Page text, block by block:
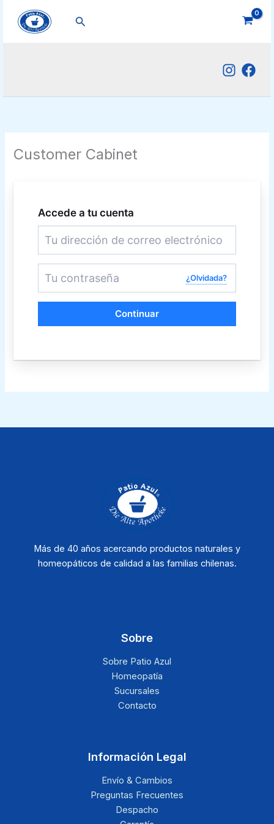
contenido
Buscar
Customer Cabinet
Accede a tu cuenta
¿Olvidada?
Continuar
Más de 40 años acercando productos naturales y
homeopáticos de calidad a las familias chilenas.
Sobre
Sobre Patio Azul
Homeopatía
Sucursales
Contacto
Información Legal
Envío & Cambios
Preguntas Frecuentes
Despacho